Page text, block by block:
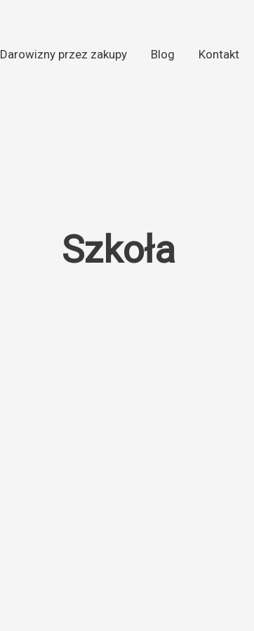
Darowizny przez zakupy Blog Kontakt
Szkoła